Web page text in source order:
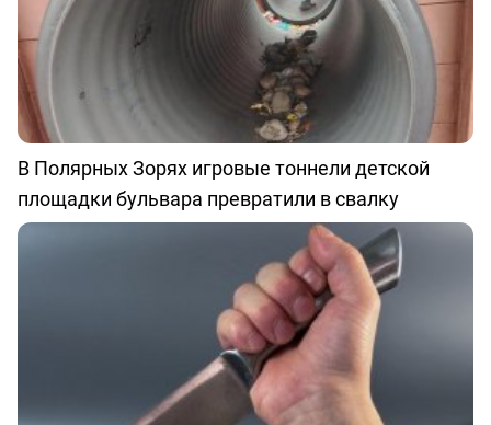
В Полярных Зорях игровые тоннели детской
площадки бульвара превратили в свалку